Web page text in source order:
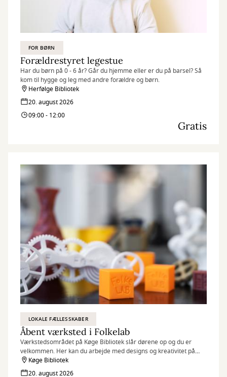
FOR BØRN
Forældrestyret legestue
Har du børn på 0 - 6 år? Går du hjemme eller er du på barsel? Så
kom til hygge og leg med andre forældre og børn.
Herfølge Bibliotek
20. august 2026
09:00 - 12:00
Gratis
LOKALE FÆLLESSKABER
Åbent værksted i Folkelab
Værkstedsområdet på Køge Bibliotek slår dørene op og du er
velkommen. Her kan du arbejde med designs og kreativitet på
f.eks. 3D-printere, broderimaskiner og folieskærere, samt
udveksle idéer og dele viden med andre.
Køge Bibliotek
20. august 2026